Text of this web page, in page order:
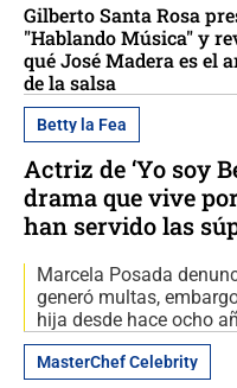
Gilberto Santa Rosa
"Hablando Música" y
qué José Madera es el
de la salsa
Betty la Fea
Actriz de ‘Yo soy
drama que vive
han servido las
Marcela Posada
generó multas,
hija desde hace ocho
MasterChef Celebrity